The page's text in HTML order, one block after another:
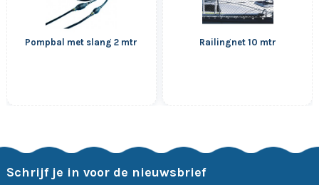
Pompbal met slang 2 mtr Railingnet 10 mtr
Schrijf je in voor de nieuwsbrief